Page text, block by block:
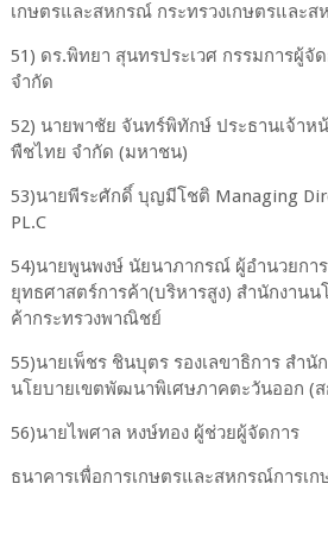
เกษตรและสหกรณ์ กระทรวงเกษตรและ
51) ดร.พิทยา สุนทรประเวศ กรรมการผู้
จํากัด
52) นายพาชัย จันทร์พิทักษ์ ประธานเจ้า
พืชไทย จํากัด (มหาชน)
53)นายพีระศักดิ์ บุญมีโชติ Managing
PL.C
54)นายพูนพงษ์ นัยนาภากรณ์ ผู้อำนวยกา
ยุทธศาสตร์การค้า(บริหารสูง) สำนักงาน
ค้ากระทรวงพาณิชย์
55)นายเพ็ชร ชินบุตร รองเลขาธิการ สํา
นโยบายเขตพัฒนาพิเศษภาคตะวันออก (
56)นายไพศาล หงษ์ทอง ผู้ช่วยผู้จัดการ
ธนาคารเพื่อการเกษตรและสหกรณ์การเก